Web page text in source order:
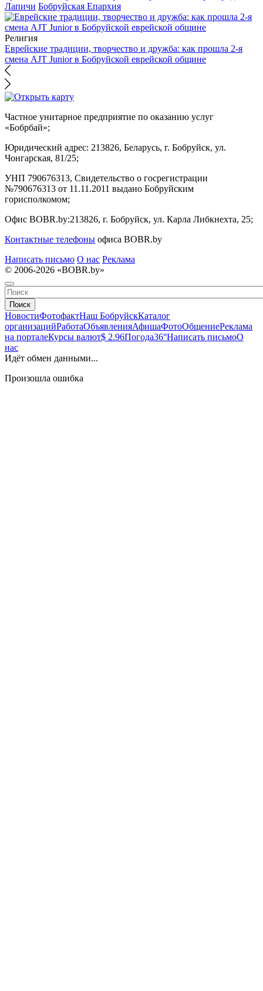
Лапичи Бобруйская Епархия
Религия
Еврейские традиции, творчество и дружба: как прошла 2-я
смена AJT Junior в Бобруйской еврейской общине
Частное унитарное предприятие по оказанию услуг
«Бобрбай»;
Юридический адрес: 213826, Беларусь, г. Бобруйск, ул.
Чонгарская, 81/25;
УНП 790676313, Свидетельство о госрегистрации
№790676313 от 11.11.2011 выдано Бобруйским
горисполкомом;
Офис BOBR.by:213826, г. Бобруйск, ул. Карла Либкнехта, 25;
Контактные телефоны офиса BOBR.by
Написать письмо О нас Реклама
© 2006-2026 «BOBR.by»
Поиск
НовостиФотофактНаш БобруйскКаталог
организацийРаботаОбъявленияАфишаФотоОбщениеРеклама
на порталеКурсы валют$ 2.96Погода36°Написать письмоО
нас
Идёт обмен данными...
Произошла ошибка